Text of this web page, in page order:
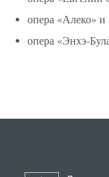
опера «Алеко»
опера «Энхэ-